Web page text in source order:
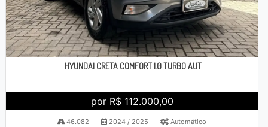
HYUNDAI CRETA COMFORT 1.0 TURBO AUT
por R$ 112.000,00
46.082 2024 / 2025 Automático